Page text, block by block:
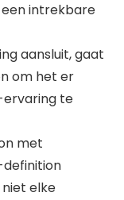
intrekbare
aansluit, gaat
om het er
ervaring te
met
definition
elke